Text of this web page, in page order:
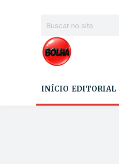
INÍCIO EDITORIAL